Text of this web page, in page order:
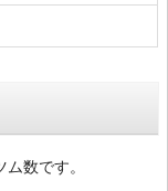
数です。